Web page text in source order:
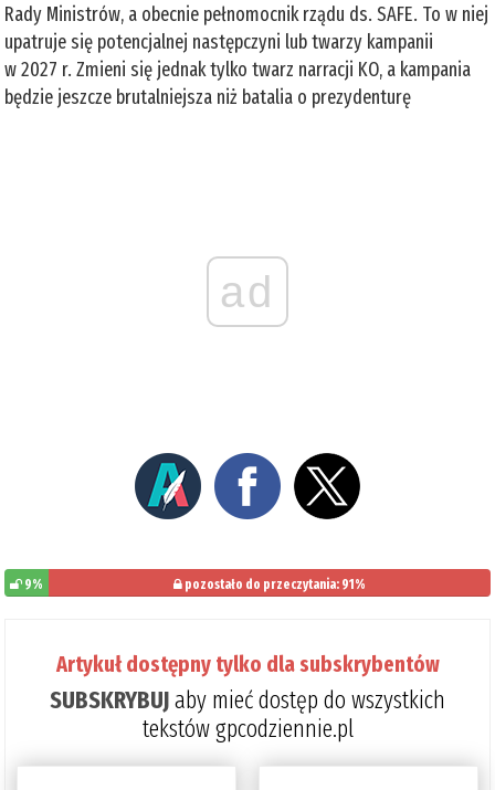
Rady Ministrów, a obecnie pełnomocnik rządu ds. SAFE. To w niej
upatruje się potencjalnej następczyni lub twarzy kampanii
w 2027 r. Zmieni się jednak tylko twarz narracji KO, a kampania
będzie jeszcze brutalniejsza niż batalia o prezydenturę
ad
9% pozostało do przeczytania: 91%
Artykuł dostępny tylko dla subskrybentów
SUBSKRYBUJaby mieć dostęp do wszystkich
tekstów gpcodziennie.pl